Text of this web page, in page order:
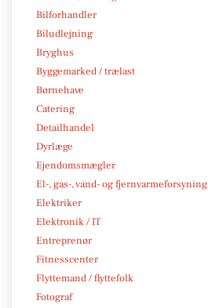
Bilforhandler
Biludlejning
Bryghus
Byggemarked / trælast
Børnehave
Catering
Detailhandel
Dyrlæge
Ejendomsmægler
El-, gas-, vand- og fjernvarmeforsyning
Elektriker
Elektronik / IT
Entreprenør
Fitnesscenter
Flyttemand / flyttefolk
Fotograf